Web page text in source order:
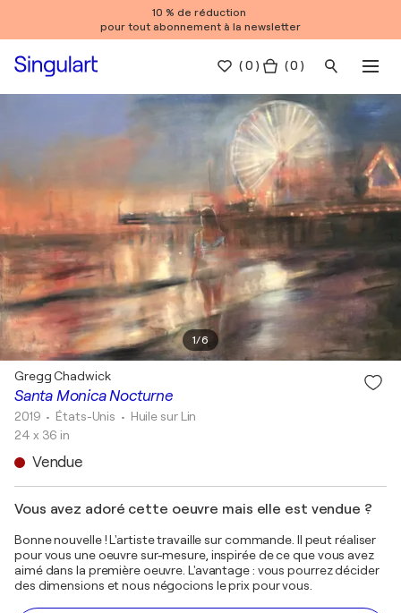
10 % de réduction
pour tout abonnement à la newsletter
(0 ) ( 0 )
1/6
Santa Monica Nocturne
Gregg Chadwick
2019 • États-Unis • Huile sur Lin
24 x 36 in
Vendue
Vous avez adoré cette oeuvre mais elle est vendue ?
Bonne nouvelle ! L'artiste travaille sur commande. Il peut réaliser
pour vous une oeuvre sur-mesure, inspirée de ce que vous avez
aimé dans la première oeuvre. L'avantage : vous pourrez décider
des dimensions et nous négocions le prix pour vous.